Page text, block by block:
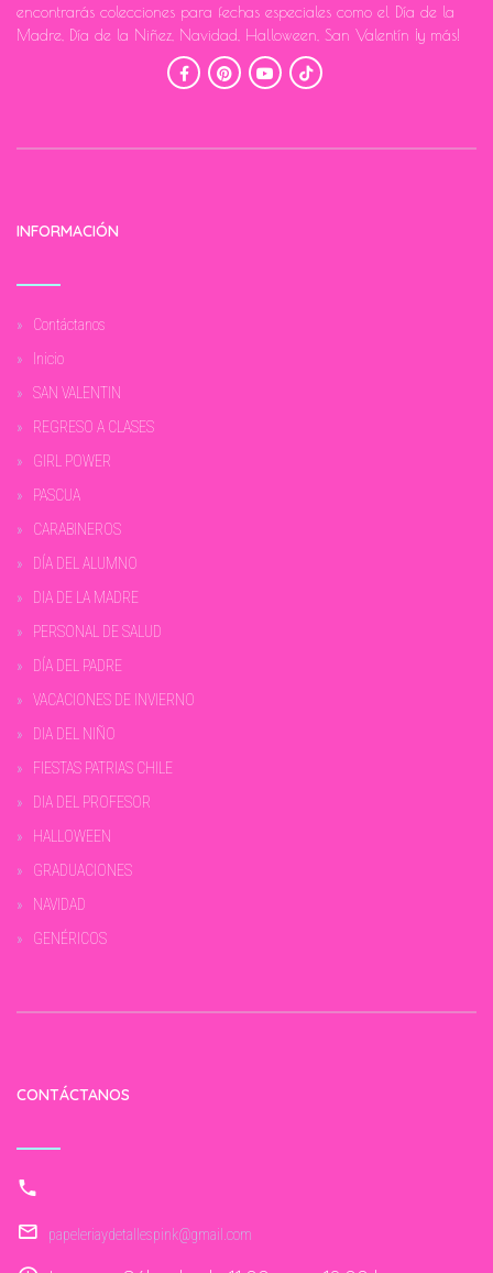
encontrarás colecciones para fechas especiales como el Día de la
Madre, Día de la Niñez, Navidad, Halloween, San Valentín ¡y más!
INFORMACIÓN
Contáctanos
Inicio
SAN VALENTIN
REGRESO A CLASES
GIRL POWER
PASCUA
CARABINEROS
DÍA DEL ALUMNO
DIA DE LA MADRE
PERSONAL DE SALUD
DÍA DEL PADRE
VACACIONES DE INVIERNO
DIA DEL NIÑO
FIESTAS PATRIAS CHILE
DIA DEL PROFESOR
HALLOWEEN
GRADUACIONES
NAVIDAD
GENÉRICOS
CONTÁCTANOS
papeleriaydetallespink@gmail.com